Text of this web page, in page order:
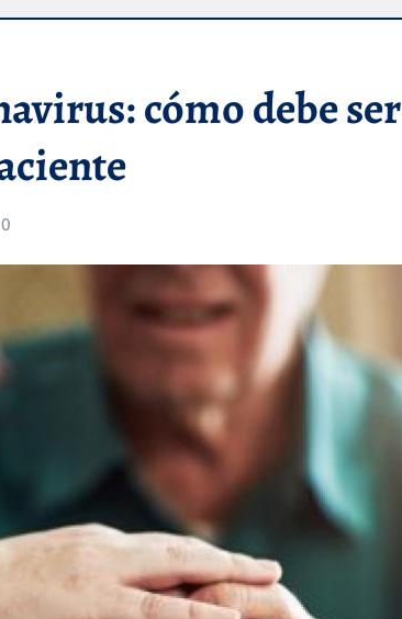
cómo debe
0